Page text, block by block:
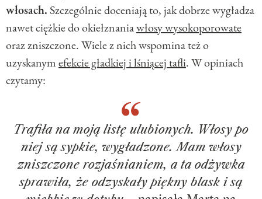
włosach.Szczególnie doceniają to, jak dobrze wygładza
nawet ciężkie do okiełznaniawłosy wysokoporowate
oraz zniszczone. Wiele z nich wspomina też o
uzyskanymefekcie gładkiej i lśniącej tafli. W opiniach
czytamy:
Trafiła na moją listę ulubionych. Włosy po
niej są sypkie, wygładzone. Mam włosy
zniszczone rozjaśnianiem, a ta odżywka
sprawiła, że odzyskały piękny blask i są